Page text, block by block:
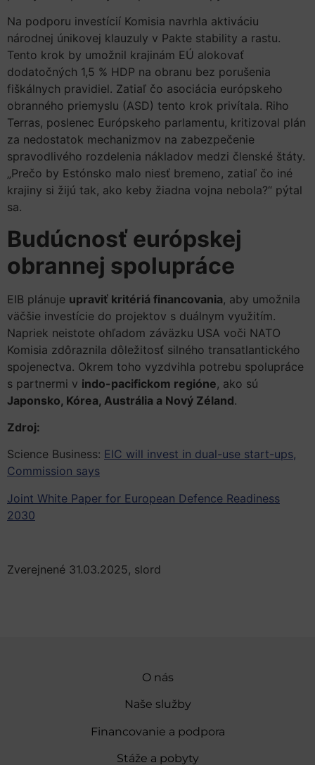
Na podporu investícií Komisia navrhla aktiváciu
národnej únikovej klauzuly v Pakte stability a rastu.
Tento krok by umožnil krajinám EÚ alokovať
dodatočných 1,5 % HDP na obranu bez porušenia
fiškálnych pravidiel. Zatiaľ čo asociácia európskeho
obranného priemyslu (ASD) tento krok privítala. Riho
Terras, poslenec Európskeho parlamentu, kritizoval plán
za nedostatok mechanizmov na zabezpečenie
spravodlivého rozdelenia nákladov medzi členské štáty.
„Prečo by Estónsko malo niesť bremeno, zatiaľ čo iné
krajiny si žijú tak, ako keby žiadna vojna nebola?“ pýtal
sa.
Budúcnosť európskej
obrannej spolupráce
EIB plánuje upraviť kritériá financovania, aby umožnila
väčšie investície do projektov s duálnym využitím.
Napriek neistote ohľadom záväzku USA voči NATO
Komisia zdôraznila dôležitosť silného transatlantického
spojenectva. Okrem toho vyzdvihla potrebu spolupráce
s partnermi v indo-pacifickom regióne, ako sú
Japonsko, Kórea, Austrália a Nový Zéland.
Zdroj:
Science Business: EIC will invest in dual-use start-ups,
Commission says
Joint White Paper for European Defence Readiness
2030
Zverejnené 31.03.2025, slord
O nás
Naše služby
Financovanie a podpora
Stáže a pobyty